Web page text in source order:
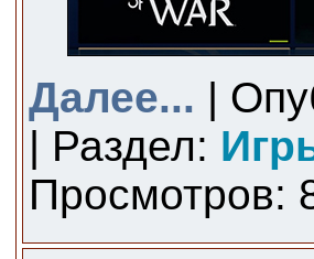
Далее... |
| Раздел:
Просмотров: